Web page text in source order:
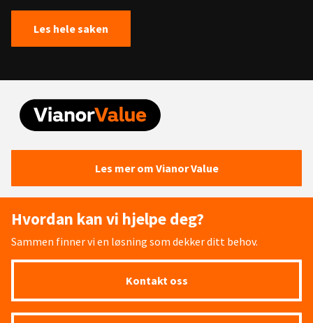
Les hele saken
Les mer om Vianor Value
Hvordan kan vi hjelpe deg?
Sammen finner vi en løsning som dekker ditt behov.
Kontakt oss